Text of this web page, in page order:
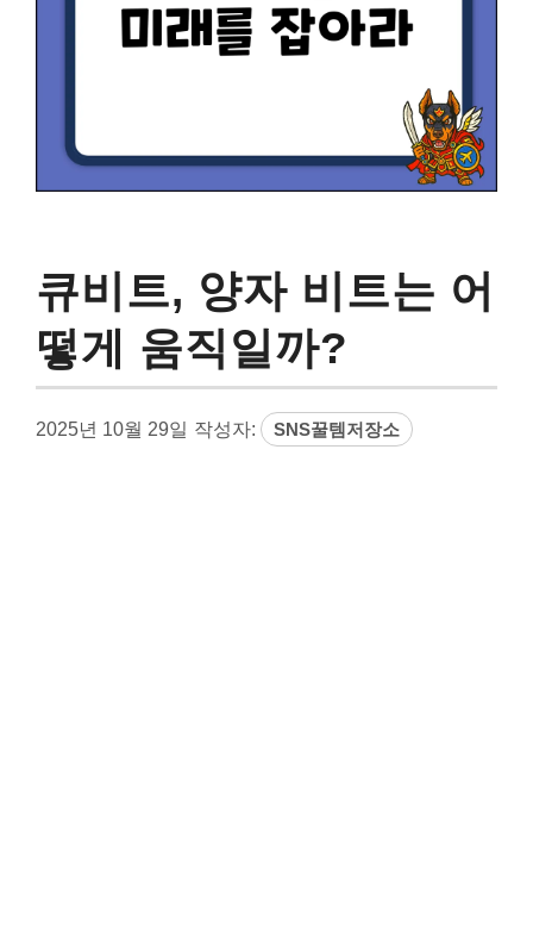
큐비트, 양자 비트는 어
떻게 움직일까?
2025년 10월 29일 작성자: SNS꿀템저장소